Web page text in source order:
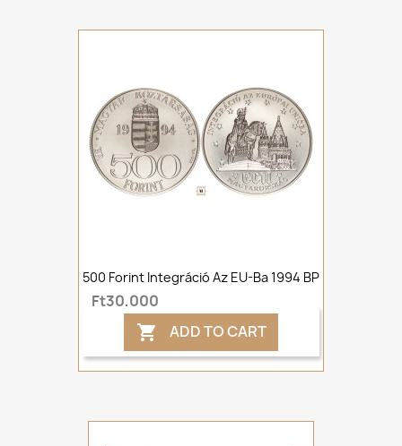
500 Forint Integráció Az EU-Ba 1994 BP
Ft30,000
 ADD TO CART